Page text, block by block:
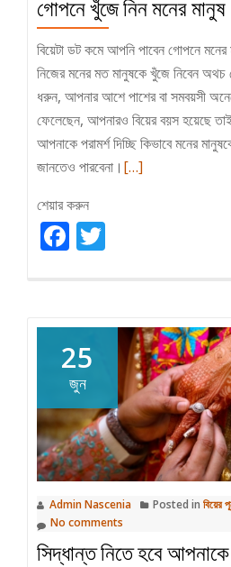
গোপনে খুঁজে নিন মনের মানুষ
বিয়েটা ডট কমে আপনি পাবেন গোপনে
নিজের মনের মত মানুষকে খুঁজে নিবেন অথচ
ধরুন, আপনার আশে পাশের বা সমবয়সী
ফেলেছেন, আপনারও বিয়ের বয়স হয়েছে
আপনাকে পরামর্শ দিচ্ছি কিভাবে মনের
জানতেও পারবেনা। Read
মানুষ
[…]
শেয়ার করুন
Facebook
25
জুন
Admin Nascenia Posted in বিয়ের
No comments
সিদ্ধান্ত নিতে হবে আপনাকে